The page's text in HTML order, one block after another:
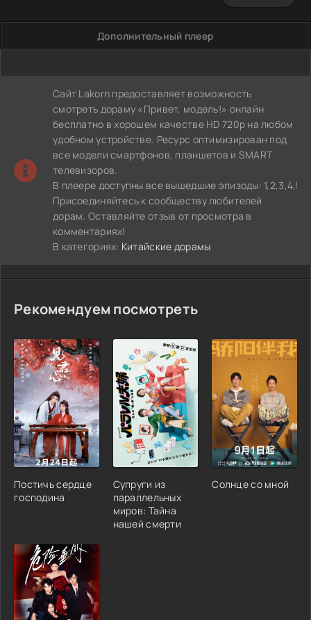
Дополнительный плеер
Сайт Lakorn предоставляет возможность
смотреть дораму «Привет, модель!» онлайн
бесплатно в хорошем качестве HD 720p на любом
удобном устройстве. Ресурс оптимизирован под
все модели смартфонов, планшетов и SMART
телевизоров.
В плеере доступны все вышедшие эпизоды:
Присоединяйтесь к сообществу любителей
дорам. Оставляйте отзыв от просмотра в
комментариях!
В категориях: Китайские дорамы
Рекомендуем посмотреть
Постичь сердце
господина
Супруги из
параллельных
миров: Тайна
нашей смерти
Солнце со мной